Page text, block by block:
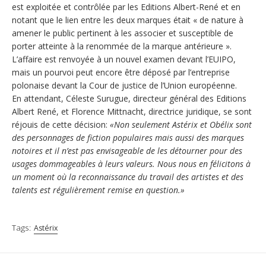
est exploitée et contrôlée par les Editions Albert-René et en
notant que le lien entre les deux marques était « de nature à
amener le public pertinent à les associer et susceptible de
porter atteinte à la renommée de la marque antérieure ».
L’affaire est renvoyée à un nouvel examen devant l’EUIPO,
mais un pourvoi peut encore être déposé par l’entreprise
polonaise devant la Cour de justice de l’Union européenne.
En attendant, Céleste Surugue, directeur général des Editions
Albert René, et Florence Mittnacht, directrice juridique, se sont
réjouis de cette décision: «Non seulement Astérix et Obélix sont
des personnages de fiction populaires mais aussi des marques
notoires et il n’est pas envisageable de les détourner pour des
usages dommageables à leurs valeurs. Nous nous en félicitons à
un moment où la reconnaissance du travail des artistes et des
talents est régulièrement remise en question.»
Tags: Astérix